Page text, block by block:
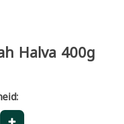
Halva 400g